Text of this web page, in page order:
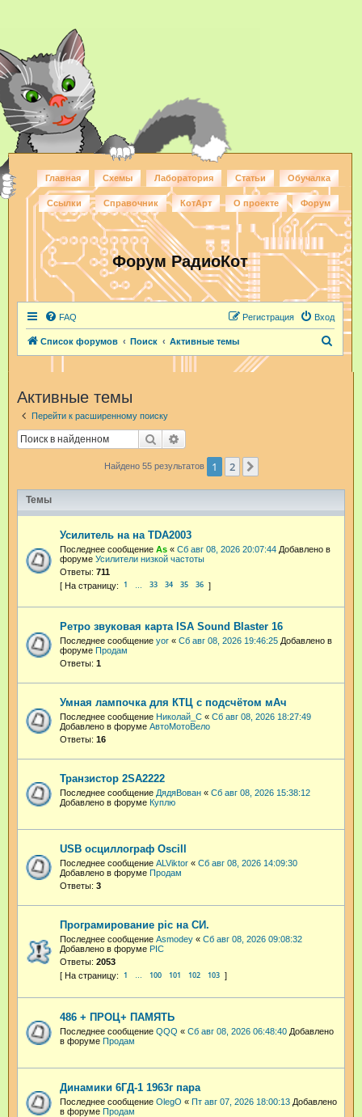
Главная Схемы Лаборатория Статьи Обучалка
Ссылки Справочник КотАрт О проекте Форум
Форум РадиоКот
FAQ Вход
Регистрация
Список форумов Поиск Активные темы
Активные темы
Перейти к расширенному поиску
Поиск
Найдено 55 результатов 1 2
Темы
Усилитель на на TDA2003
Последнее сообщение As « Сб авг 08, 2026 20:07:44 Добавлено в
форуме Усилители низкой частоты
Ответы: 711
1 33 34 35 36
Ретро звуковая карта ISA Sound Blaster 16
Последнее сообщение yor « Сб авг 08, 2026 19:46:25 Добавлено в
форуме Продам
Ответы: 1
Умная лампочка для КТЦ с подсчётом мАч
Последнее сообщение Николай_С « Сб авг 08, 2026 18:27:49
Добавлено в форуме АвтоМотоВело
Ответы: 16
Транзистор 2SA2222
Последнее сообщение ДядяВован « Сб авг 08, 2026 15:38:12
Добавлено в форуме Куплю
USB осциллограф Oscill
Последнее сообщение ALViktor « Сб авг 08, 2026 14:09:30
Добавлено в форуме Продам
Ответы: 3
Програмирование pic на СИ.
Последнее сообщение Asmodey « Сб авг 08, 2026 09:08:32
Добавлено в форуме PIC
Ответы: 2053
1 … 100 101 102 103
486 + ПРОЦ+ ПАМЯТЬ
Последнее сообщение QQQ « Сб авг 08, 2026 06:48:40 Добавлено
в форуме Продам
Динамики 6ГД-1 1963г пара
Последнее сообщение OlegO « Пт авг 07, 2026 18:00:13 Добавлено
в форуме Продам